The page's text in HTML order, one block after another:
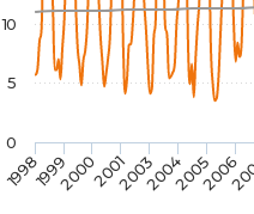
19981999200020012003200420052006
0
5
10